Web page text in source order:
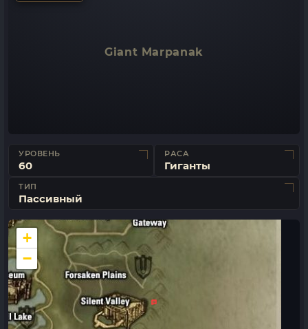
Giant Marpanak
УРОВЕНЬ
60
РАСА
Гиганты
ТИП
Пассивный
+
−